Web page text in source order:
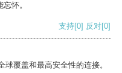
怀。
支持[0] 反对[0]
覆盖和最高安全性的连接。